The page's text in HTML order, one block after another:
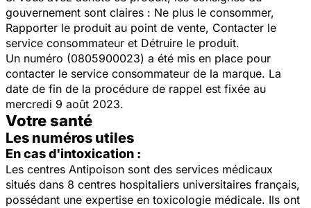
gouvernement sont claires : Ne plus le consommer,
Rapporter le produit au point de vente, Contacter le
service consommateur et Détruire le produit.
Un numéro (0805900023) a été mis en place pour
contacter le service consommateur de la marque. La
date de fin de la procédure de rappel est fixée au
mercredi 9 août 2023.
Votre santé
Les numéros utiles
En cas d'intoxication :
Les centres Antipoison sont des services médicaux
situés dans 8 centres hospitaliers universitaires français,
possédant une expertise en toxicologie médicale. Ils ont